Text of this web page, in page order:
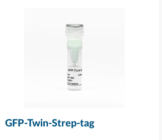
GFP-Twin-Strep-tag